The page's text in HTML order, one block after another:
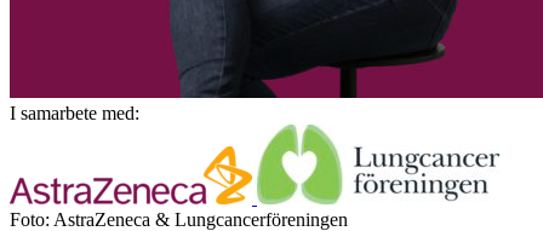
I samarbete med:
Foto: AstraZeneca & Lungcancerföreningen